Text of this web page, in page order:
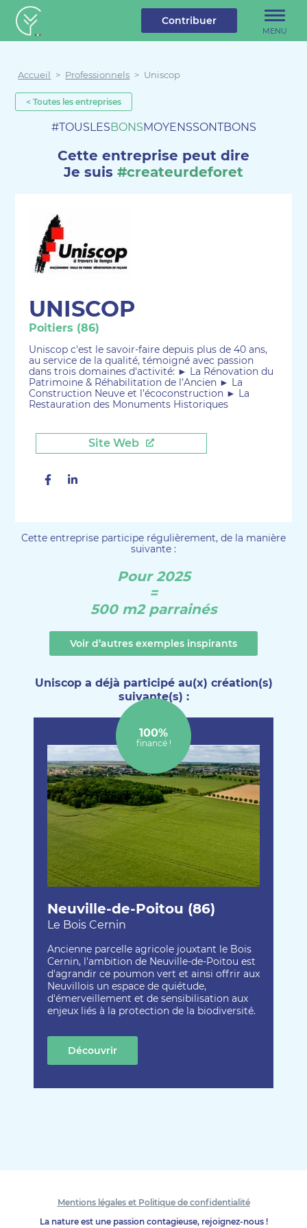
Créateur de forêt
MENU
Contribuer
Accueil > Professionnels > Uniscop
< Toutes les entreprises
#TOUSLESBONSMOYENSSONTBONS
Cette entreprise peut dire
Je suis #createurdeforet
UNISCOP
Poitiers (86)
Uniscop c'est le savoir-faire depuis plus de 40 ans,
au service de la qualité, témoigné avec passion
dans trois domaines d'activité: ► La Rénovation du
Patrimoine & Réhabilitation de l’Ancien ► La
Construction Neuve et l’écoconstruction ► La
Restauration des Monuments Historiques
Site Web
Facebook
Cette entreprise participe régulièrement, de la manière
suivante :
Pour 2025
=
500 m2 parrainés
Voir d’autres exemples inspirants
Uniscop a déjà participé au(x) création(s)
suivante(s) :
Neuville-de-Poitou (86)
Le Bois Cernin
Ancienne parcelle agricole jouxtant le Bois
Cernin, l'ambition de Neuville-de-Poitou est
d'agrandir ce poumon vert et ainsi offrir aux
Neuvillois un espace de quiétude,
d'émerveillement et de sensibilisation aux
enjeux liés à la protection de la biodiversité.
100%
financé !
Découvrir
Mentions légales et Politique de confidentialité
La nature est une passion contagieuse, rejoignez-nous !